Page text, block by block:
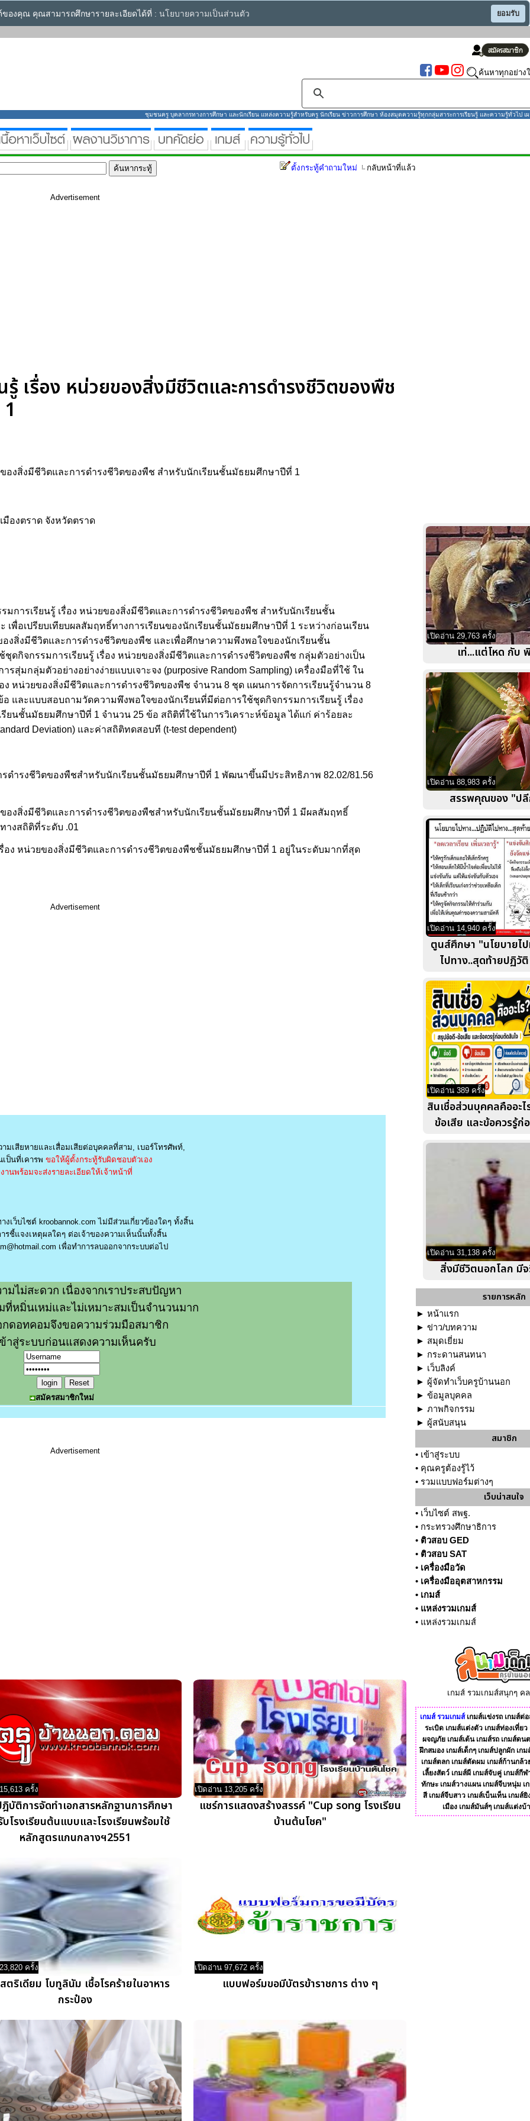
องคุณ คุณสามารถศึกษารายละเอียดได้ที่ : นโยบายความเป็นส่วนตัว ยอมรับ
ค้นหาทุกอย่าง
ชุมชนครู บุคลากรทางการศึกษา และนักเรียน แหล่งความรู้สำหรับครู นักเรียน ข่าวการศึกษา ห้องสมุดความรู้ทุกกลุ่มสาระการเรียนรู้ และความรู้ทั่วไป เ
ตั้งกระทู้คำถามใหม่ กลับหน้าที่แล้ว
Advertisement
เรื่อง หน่วยของสิ่งมีชีวิตและการดำรงชีวิตของพืช
องสิ่งมีชีวิตและการดำรงชีวิตของพืช สำหรับนักเรียนชั้นมัธยมศึกษาปีที่ 1
มืองตราด จังหวัดตราด
ารเรียนรู้ เรื่อง หน่วยของสิ่งมีชีวิตและการดำรงชีวิตของพืช สำหรับนักเรียนชั้น
พื่อเปรียบเทียบผลสัมฤทธิ์ทางการเรียนของนักเรียนชั้นมัธยมศึกษาปีที่ 1 ระหว่างก่อนเรียน
องสิ่งมีชีวิตและการดำรงชีวิตของพืช และเพื่อศึกษาความพึงพอใจของนักเรียนชั้น
ดกิจกรรมการเรียนรู้ เรื่อง หน่วยของสิ่งมีชีวิตและการดำรงชีวิตของพืช กลุ่มตัวอย่างเป็น
สุ่มกลุ่มตัวอย่างอย่างง่ายแบบเจาะจง (purposive Random Sampling) เครื่องมือที่ใช้ ใน
หน่วยของสิ่งมีชีวิตและการดำรงชีวิตของพืช จำนวน 8 ชุด แผนการจัดการเรียนรู้จำนวน 8
และแบบสอบถามวัดความพึงพอใจของนักเรียนที่มีต่อการใช้ชุดกิจกรรมการเรียนรู้ เรื่อง
นชั้นมัธยมศึกษาปีที่ 1 จำนวน 25 ข้อ สถิติที่ใช้ในการวิเคราะห์ข้อมูล ได้แก่ ค่าร้อยละ
Deviation) และค่าสถิติทดสอบที (t-test dependent)
รดำรงชีวิตของพืชสำหรับนักเรียนชั้นมัธยมศึกษาปีที่ 1 พัฒนาขึ้นมีประสิทธิภาพ 82.02/81.56
ของสิ่งมีชีวิตและการดำรงชีวิตของพืชสำหรับนักเรียนชั้นมัธยมศึกษาปีที่ 1 มีผลสัมฤทธิ์
างสถิติที่ระดับ .01
อง หน่วยของสิ่งมีชีวิตและการดำรงชีวิตของพืชชั้นมัธยมศึกษาปีที่ 1 อยู่ในระดับมากที่สุด
Advertisement
เสียหายและเสื่อมเสียต่อบุคคลที่สาม, เบอร์โทรศัพท์,
ป็นที่เคารพ ขอให้ผู้ตั้งกระทู้รับผิดชอบตัวเอง
นพร้อมจะส่งรายละเอียดให้เจ้าหน้าที่
เว็บไซต์ kroobannok.com ไม่มีส่วนเกี่ยวข้องใดๆ ทั้งสิ้น
ชี้แจงเหตุผลใดๆ ต่อเจ้าของความเห็นนั้นทั้งสิ้น
เพื่อทำการลบออกจากระบบต่อไป
มไม่สะดวก เนื่องจากเราประสบปัญหา
หมิ่นเหม่และไม่เหมาะสมเป็นจำนวนมาก
ดอทคอมจึงขอความร่วมมือสมาชิก
าสู่ระบบก่อนแสดงความเห็นครับ
สมัครสมาชิกใหม่
Advertisement
ครั้ง
บัติการจัดทำเอกสารหลักฐานการศึกษา
บโรงเรียนต้นแบบและโรงเรียนพร้อมใช้
หลักสูตรแกนกลางฯ2551
เปิดอ่าน 13,205 ครั้ง
แชร์การแสดงสร้างสรรค์ "Cup song โรงเรียน
บ้านต้นโชค"
ครั้ง
ตริเดียม โบทูลินัม เชื้อโรคร้ายในอาหาร
กระป๋อง
เปิดอ่าน 97,672 ครั้ง
แบบฟอร์มขอมีบัตรข้าราชการ ต่าง ๆ
เปิดอ่าน 29,763 ครั้ง
เท่...แต่โหด กับ
เปิดอ่าน 88,983 ครั้ง
สรรพคุณของ "ป
เปิดอ่าน 14,940 ครั้ง
ตูนส์ศึกษา "นโยบายไ
ไปทาง..สุดท้ายปฏิวั
เปิดอ่าน 389 ครั้ง
สินเชื่อส่วนบุคคลคืออะ
ข้อเสีย และข้อควรรู้ก่
เปิดอ่าน 31,138 ครั้ง
สิ่งมีชีวิตนอกโลก มี
รายการหลัก
► หน้าแรก
► ข่าว/บทความ
► สมุดเยี่ยม
► กระดานสนทนา
► เว็บลิงค์
► ผู้จัดทำเว็บครูบ้านนอก
► ข้อมูลบุคคล
► ภาพกิจกรรม
► ผู้สนับสนุน
สมาชิก
• เข้าสู่ระบบ
• คุณครูต้องรู้ไว้
• รวมแบบฟอร์มต่างๆ
เว็บน่าสนใจ
• เว็บไซต์ สพฐ.
• กระทรวงศึกษาธิการ
• ติวสอบ GED
• ติวสอบ SAT
• เครื่องมือวัด
• เครื่องมืออุตสาหกรรม
• เกมส์
• แหล่งรวมเกมส์
• แหล่งรวมเกมส์
เกมส์ รวมเกมส์สนุกๆ ค
เกมส์ รวมเกมส์ เกมส์แข่งรถ เกมส์ต่อ
ระเบิด เกมส์แต่งตัว เกมส์ท่องเที่ยว
ผจญภัย เกมส์เต้น เกมส์รถ เกมส์ดน
ฝึกสมอง เกมส์เด็กๆ เกมส์ปลูกผัก เก
เกมส์ตลก เกมส์ตัดผม เกมส์ก้านกล้ว
เลี้ยงสัตว์ เกมส์ผี เกมส์จับคู่ เกมส์กีฬ
ทักษะ เกมส์วางแผน เกมส์จีบหนุ่ม เ
สี เกมส์จีบสาว เกมส์เบ็นเท็น เกมส์ยิ
เมือง เกมส์มันส์ๆ เกมส์แต่งบ้